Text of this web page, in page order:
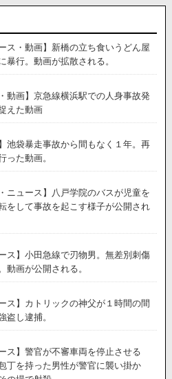
ス・動画】新橋の立ち食いうどん屋
暴行。動画が拡散される。
動画】京急線横浜駅での人身事故発
えた動画
池袋暴走事故から間もなく１年。再
った動画。
ニュース】八戸学院のバスが児童を
をして事故を起こす様子が公開され
ス】小田急線で刃物男。無差別刺傷
動画が公開される。
ス】カトリックの神父が１時間の間
盗し逮捕。
ス】警官が不審車両を停止させる
丁を持った男性が警官に襲い掛か